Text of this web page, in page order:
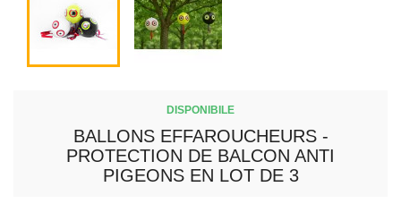
DISPONIBILE
BALLONS EFFAROUCHEURS -
PROTECTION DE BALCON ANTI
PIGEONS EN LOT DE 3